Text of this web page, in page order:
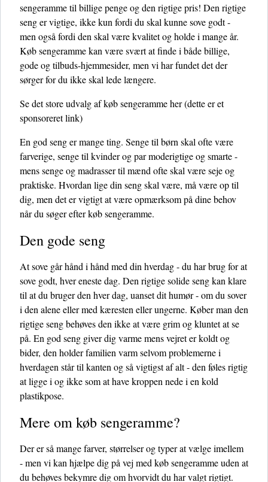
sengeramme til billige penge og den rigtige pris! Den rigtige
seng er vigtige, ikke kun fordi du skal kunne sove godt -
men også fordi den skal være kvalitet og holde i mange år.
Køb sengeramme kan være svært at finde i både billige,
gode og tilbuds-hjemmesider, men vi har fundet det der
sørger for du ikke skal lede længere.
Se det store udvalg af køb sengeramme her(dette er et
sponsoreret link)
En god seng er mange ting. Senge til børn skal ofte være
farverige, senge til kvinder og par moderigtige og smarte -
mens senge og madrasser til mænd ofte skal være seje og
praktiske. Hvordan lige din seng skal være, må være op til
dig, men det er vigtigt at være opmærksom på dine behov
når du søger efter køb sengeramme.
Den gode seng
At sove går hånd i hånd med din hverdag - du har brug for at
sove godt, hver eneste dag. Den rigtige solide seng kan klare
til at du bruger den hver dag, uanset dit humør - om du sover
i den alene eller med kæresten eller ungerne. Køber man den
rigtige seng behøves den ikke at være grim og kluntet at se
på. En god seng giver dig varme mens vejret er koldt og
bider, den holder familien varm selvom problemerne i
hverdagen står til kanten og så vigtigst af alt - den føles rigtig
at ligge i og ikke som at have kroppen nede i en kold
plastikpose.
Mere om køb sengeramme?
Der er så mange farver, størrelser og typer at vælge imellem
- men vi kan hjælpe dig på vej med køb sengeramme uden at
du behøves bekymre dig om hvorvidt du har valgt rigtigt.